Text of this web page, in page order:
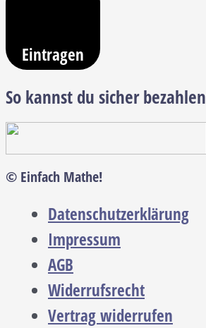
Eintragen
So kannst du sicher bezahlen
© Einfach Mathe!
Datenschutzerklärung
Impressum
AGB
Widerrufsrecht
Vertrag widerrufen